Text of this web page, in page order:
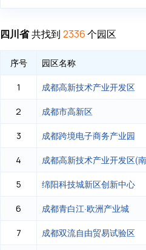
四川省共找到 2336个园区
序号 园区名称
1 成都高新技术产业开发区
2 成都市高新区
3 成都跨境电子商务产业园
4 成都高新技术产业开发区(
5 绵阳科技城新区创新中心
6 成都青白江·欧洲产业城
7 成都双流自由贸易试验区